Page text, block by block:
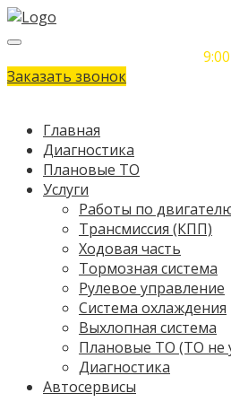
Заказать звонок
Главная
Диагностика
Плановые ТО
Услуги
Работы по
Трансмиссия (КПП)
Ходовая часть
Тормозная система
Рулевое управление
Система охлаждения
Выхлопная система
Плановые ТО (ТО не
Диагностика
Автосервисы